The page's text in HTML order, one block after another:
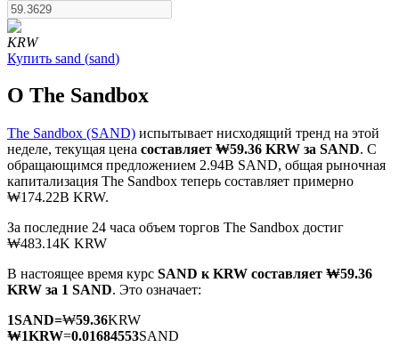
Фьючерсы на COIN-M
Криптовалютные фьючерсы
Деривативы на акции, форекс, драгоценные металлы и
сырьевые товары
KRW
Купить sand (sand)
О The Sandbox
The Sandbox (SAND) испытывает нисходящий тренд на этой
неделе, текущая цена составляет ₩59.36 KRW за SAND. С
обращающимся предложением 2.94B SAND, общая рыночная
капитализация The Sandbox теперь составляет примерно
₩174.22B KRW.
За последние 24 часа объем торгов The Sandbox достиг
₩483.14K KRW
В настоящее время курс SAND к KRW составляет ₩59.36
KRW за 1 SAND. Это означает:
1SAND=₩59.36KRW
₩1KRW=0.01684553SAND